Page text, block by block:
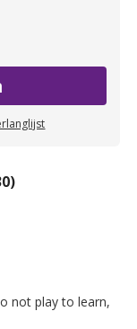
not play to learn,